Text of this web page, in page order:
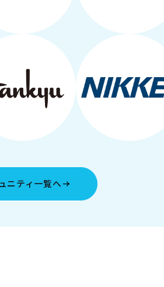
ニティ一覧へ